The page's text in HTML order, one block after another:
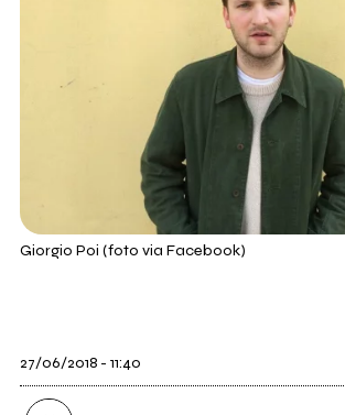
Giorgio Poi (foto via Facebook)
27/06/2018 - 11:40